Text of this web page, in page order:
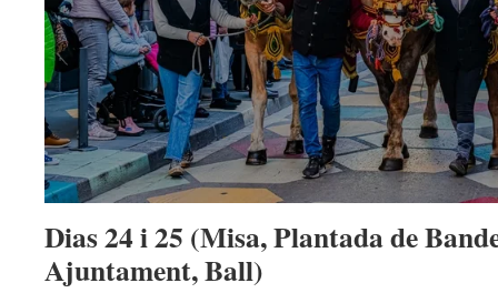
Dias 24 i 25 (Misa, Plantada de
Ajuntament, Ball)